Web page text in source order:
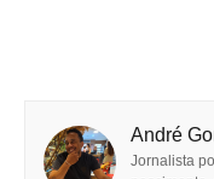
André
Jornalista